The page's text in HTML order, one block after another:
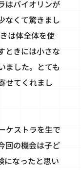
はバイオリンが
なくて驚きまし
は体全体を使
ときには小さな
ました。とても
せてくれまし
ケストラを生で
回の機会は子ど
になったと思い